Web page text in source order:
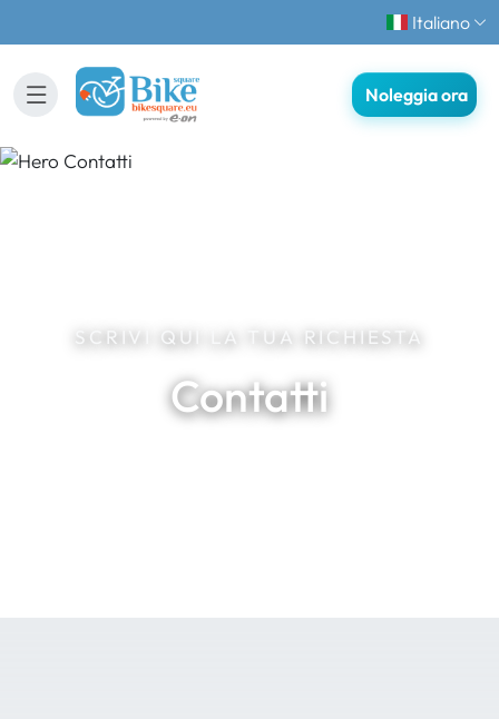
Italiano
Noleggia ora
SCRIVI QUI LA TUA RICHIESTA
Contatti